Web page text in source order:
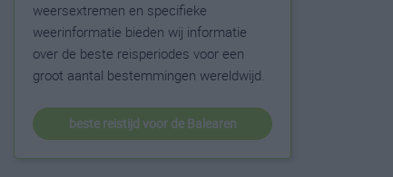
weersextremen en specifieke
weerinformatie bieden wij informatie
over de beste reisperiodes voor een
groot aantal bestemmingen wereldwijd.
beste reistijd voor de Balearen